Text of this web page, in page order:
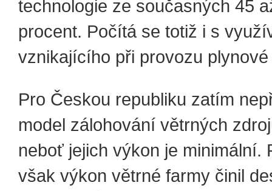
technologie ze současných 45
procent. Počítá se totiž i s
vznikajícího při provozu
Pro Českou republiku zatím
model zálohování větrných
neboť jejich výkon je minimální.
však výkon větrné farmy činil